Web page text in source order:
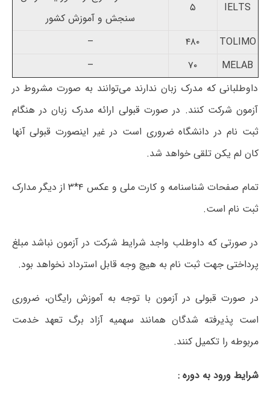
IELTS ۵
سنجش و آموزش کشور
TOLIMO
۴۸۰
–
MELAB
۷۰
–
داوطلبانی که مدرک زبان ندارند می‌توانند به صورت مشروط در
آزمون شرکت کنند. در صورت قبولی ارائه مدرک زبان در هنگام
ثبت نام در دانشگاه ضروری است در غیر اینصورت قبولی آنها
کان لم یکن تلقی خواهد شد.
تمام صفحات شناسنامه و کارت ملی و عکس ۴*۳ از دیگر مدارک
ثبت نام است.
در صورتی که داوطلب واجد شرایط شرکت در آزمون نباشد مبلغ
پرداختی جهت ثبت نام به هیچ وجه قابل استرداد نخواهد بود.
در صورت قبولی در آزمون با توجه به آموزش رایگان، ضروری
است پذیرفته شدگان همانند سهمیه آزاد برگ تعهد خدمت
مربوطه را تکمیل کنند.
شرایط ورود به دوره :